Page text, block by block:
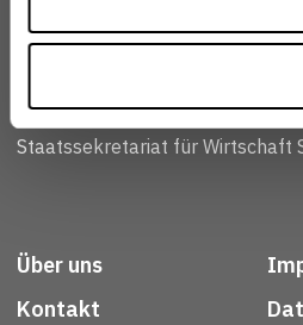
Wirtschaft, Bildung und
Staatssekretariat für Wirtschaft
Über uns
Kontakt